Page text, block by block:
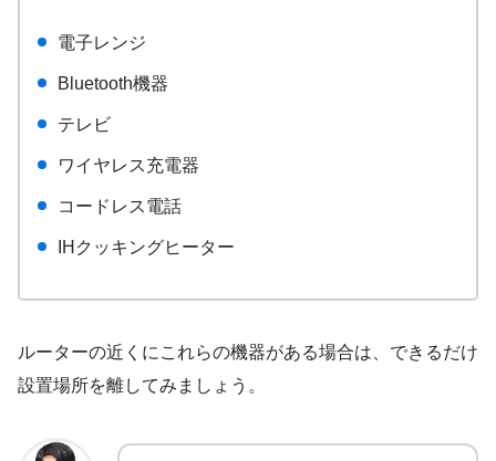
電子レンジ
Bluetooth機器
テレビ
ワイヤレス充電器
コードレス電話
IHクッキングヒーター
ルーターの近くにこれらの機器がある場合は、できるだけ
設置場所を離してみましょう。